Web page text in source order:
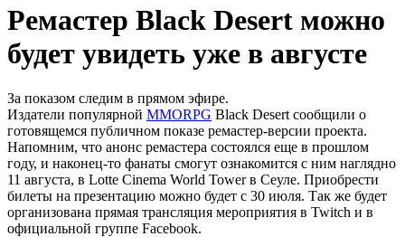
Ремастер Black Desert можно
будет увидеть уже в августе
За показом следим в прямом эфире.
Издатели популярной MMORPG Black Desert сообщили о
готовящемся публичном показе ремастер-версии проекта.
Напомним, что анонс ремастера состоялся еще в прошлом
году, и наконец-то фанаты смогут ознакомится с ним наглядно
11 августа, в Lotte Cinema World Tower в Сеуле. Приобрести
билеты на презентацию можно будет с 30 июля. Так же будет
организована прямая трансляция мероприятия в Twitch и в
официальной группе Facebook.